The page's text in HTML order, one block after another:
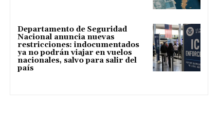
Departamento de Seguridad
Nacional anuncia nuevas
restricciones: indocumentados
ya no podrán viajar en vuelos
nacionales, salvo para salir del
país